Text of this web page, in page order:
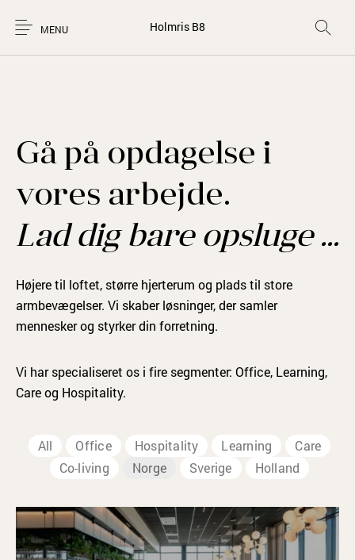
MENU Holmris B8
Gå på opdagelse i
vores arbejde.
Lad dig bare opsluge …
Højere til loftet, større hjerterum og plads til store
armbevægelser. Vi skaber løsninger, der samler
mennesker og styrker din forretning.
Vi har specialiseret os i fire segmenter: Office, Learning,
Care og Hospitality.
All Office Hospitality Learning
Care
Co-living
Norge Sverige Holland